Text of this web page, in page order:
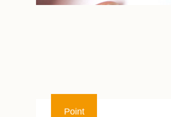
Point